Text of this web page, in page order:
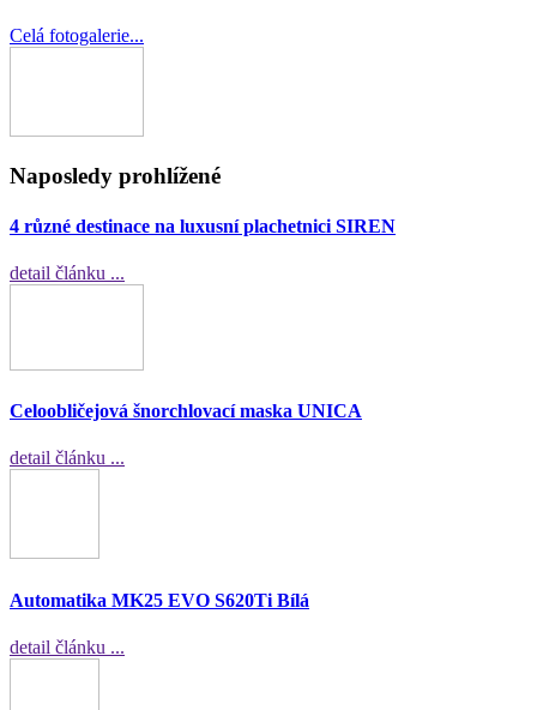
Celá fotogalerie...
Naposledy prohlížené
4 různé destinace na luxusní plachetnici SIREN
detail článku ...
Celoobličejová šnorchlovací maska UNICA
detail článku ...
Automatika MK25 EVO S620Ti Bílá
detail článku ...